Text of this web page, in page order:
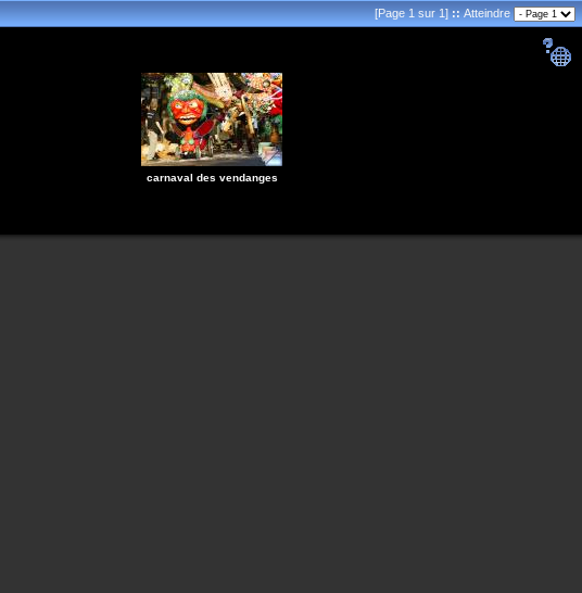
[Page 1 sur 1]::Atteindre
carnaval des vendanges